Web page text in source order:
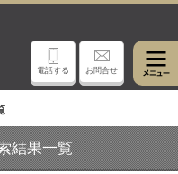
電話する お問合せ
結果一覧